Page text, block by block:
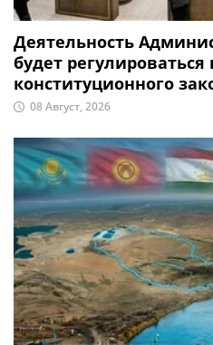
Деятельность
будет регулироваться
конституционного
08 Август, 2026